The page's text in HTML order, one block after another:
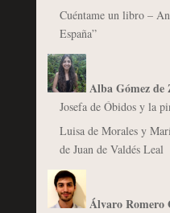
Cuéntame un libro –
España”
Alba Gómez de
Josefa de Óbidos y la
Luisa de Morales y
de Juan de Valdés Leal
Álvaro Romero